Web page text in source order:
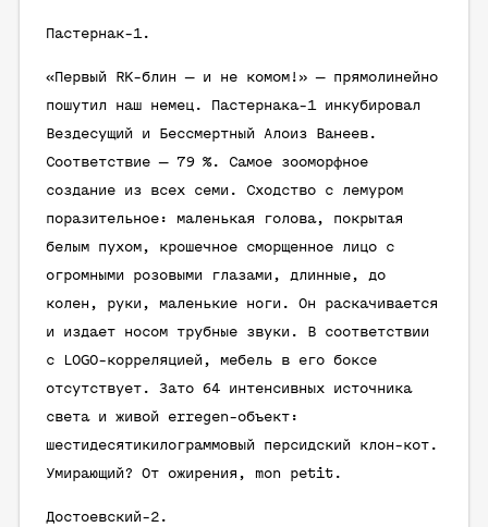
Пастернак-1.
«Первый RK-блин — и не комом!» — прямолинейно
пошутил наш немец. Пастернака-1 инкубировал
Вездесущий и Бессмертный Алоиз Ванеев.
Соответствие — 79 %. Самое зооморфное
создание из всех семи. Сходство с лемуром
поразительное: маленькая голова, покрытая
белым пухом, крошечное сморщенное лицо с
огромными розовыми глазами, длинные, до
колен, руки, маленькие ноги. Он раскачивается
и издает носом трубные звуки. В соответствии
с LOGO-корреляцией, мебель в его боксе
отсутствует. Зато 64 интенсивных источника
света и живой erregen-объект:
шестидесятикилограммовый персидский клон-кот.
Умирающий? От ожирения, mon petit.
Достоевский-2.